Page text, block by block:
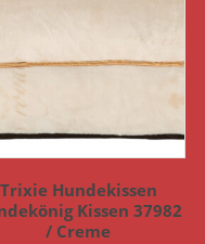
Trixie Hundekissen
Kissen 37982
/ Creme